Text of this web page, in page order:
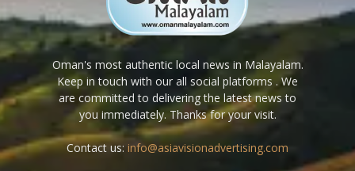
Oman's most authentic local news in Malayalam.
Keep in touch with our all social platforms . We
are committed to delivering the latest news to
you immediately. Thanks for your visit.
Contact us: info@asiavisionadvertising.com